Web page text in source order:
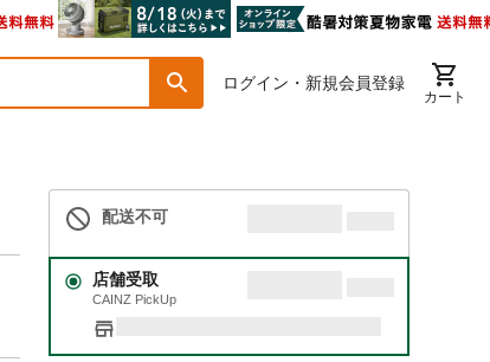
ログイン・新規会員登録
カート
配送不可
店舗受取
CAINZ PickUp